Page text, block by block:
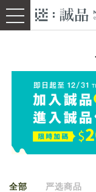
全部 严选商品